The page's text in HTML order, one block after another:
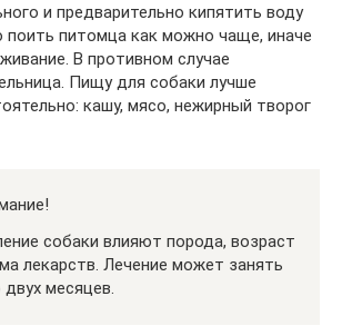
и предварительно кипятить воду
поить питомца как можно чаще, иначе
В противном случае
Пищу для собаки лучше
кашу, мясо, нежирный творог
собаки влияют порода, возраст
лекарств. Лечение может занять
месяцев.